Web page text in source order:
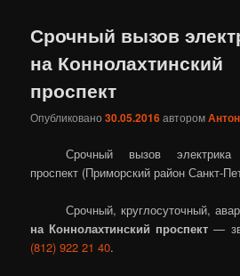
Срочный вызов
на Коннолахтинский
проспект
Опубликовано30.05.2016автором
Срочный вызов электрика
проспект (Приморский район Санкт-
Срочный, круглосуточный,
на Коннолахтинский проспект —
(812) 922 21 40.